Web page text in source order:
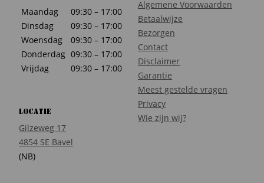
Maandag
Dinsdag
Woensdag
Donderdag
Vrijdag
09:30 – 17:00
09:30 – 17:00
09:30 – 17:00
09:30 – 17:00
09:30 – 17:00
Locatie
Gilzeweg 17
4854 SE Bavel
(NB)
Algemene Voorwaarden
Betaalwijze
Bezorgen
Contact
Disclaimer
Garantie
Meest gestelde vragen
Privacy
Wie zijn wij?